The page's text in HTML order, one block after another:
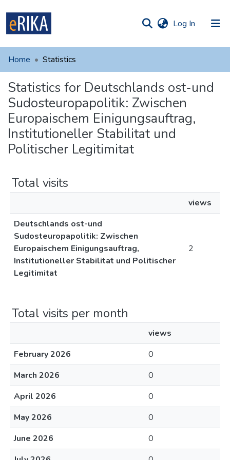
Log In (current)
UAFM
For authors
Help
Contact
Home Statistics
Statistics for Deutschlands ost-und
Sudosteuropapolitik: Zwischen
Europaischem Einigungsauftrag,
Institutioneller Stabilitat und
Politischer Legitimitat
Total visits
views
Deutschlands ost-und
Sudosteuropapolitik: Zwischen
Europaischem Einigungsauftrag,
Institutioneller Stabilitat und Politischer
Legitimitat
2
Total visits per month
views
February 2026
0
March 2026
0
April 2026
0
May 2026
0
June 2026
0